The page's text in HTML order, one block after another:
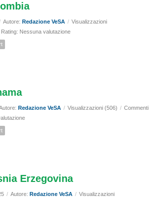
Autore: Redazione VeSA / Visualizzazioni
Rating: Nessuna valutazione
Redazione VeSA / Visualizzazioni (506) / Commenti
Erzegovina
/ Autore: Redazione VeSA / Visualizzazioni